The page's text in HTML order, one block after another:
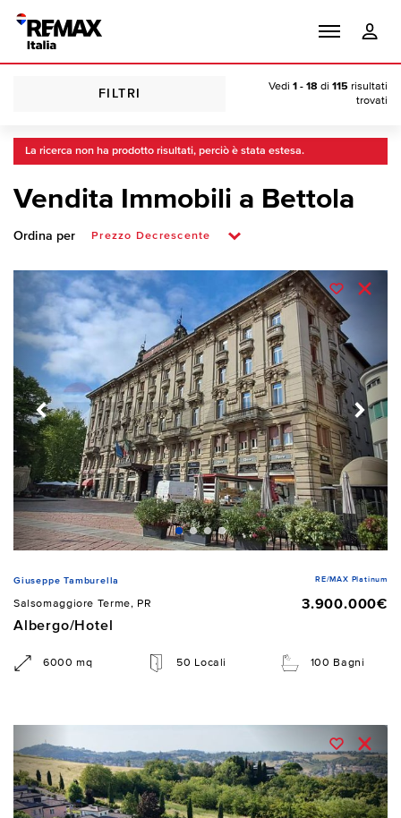
FILTRI
Vedi 1 - 18 di 115 risultati
trovati
La ricerca non ha prodotto risultati, perciò è stata estesa.
Vendita Immobili a Bettola
Ordina per
Giuseppe Tamburella RE/MAX Platinum
Salsomaggiore Terme, PR
3.900.000€
Albergo/Hotel
6000 mq 50 Locali 100 Bagni